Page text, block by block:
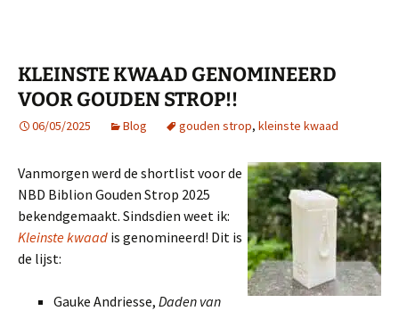
KLEINSTE KWAAD GENOMINEERD
VOOR GOUDEN STROP!!
06/05/2025 Blog gouden strop, kleinste kwaad
Vanmorgen werd de shortlist voor de
NBD Biblion Gouden Strop 2025
bekendgemaakt. Sindsdien weet ik:
Kleinste kwaad is genomineerd! Dit is
de lijst:
Gauke Andriesse, Daden van